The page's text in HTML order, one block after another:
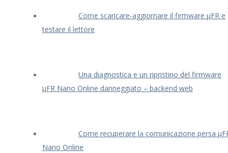
Come scaricare-aggiornare il firmware μFR e
testare il lettore
Una diagnostica e un ripristino del firmware
μFR Nano Online danneggiato – backend web
Come recuperare la comunicazione persa
Nano Online